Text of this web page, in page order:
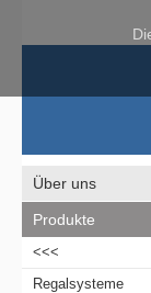
Über uns
Produkte
<<<
Regalsysteme